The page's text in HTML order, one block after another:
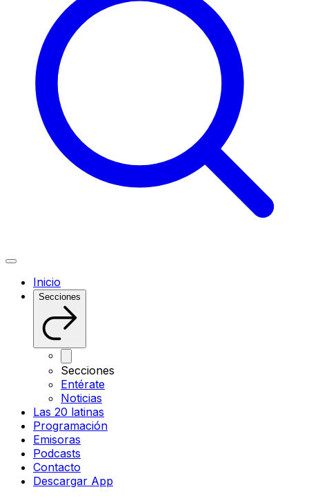
Inicio
Secciones
Secciones
Entérate
Noticias
Las 20 latinas
Programación
Emisoras
Podcasts
Contacto
Descargar App